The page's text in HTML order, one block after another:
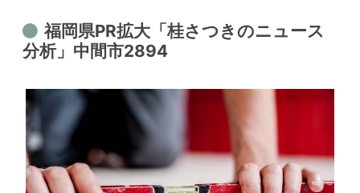
福岡県PR拡大「桂さつきのニュース
分析」中間市2894